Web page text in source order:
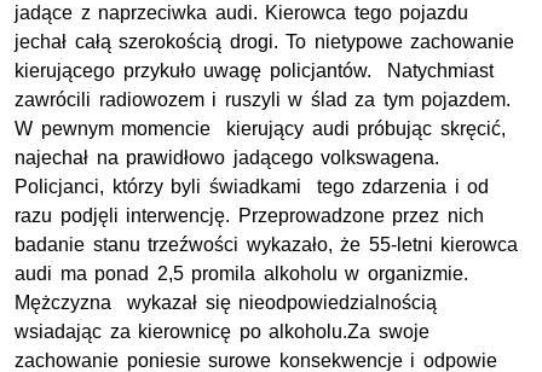
jadące z naprzeciwka audi. Kierowca tego pojazdu
jechał całą szerokością drogi. To nietypowe zachowanie
kierującego przykuło uwagę policjantów. Natychmiast
zawrócili radiowozem i ruszyli w ślad za tym pojazdem.
W pewnym momencie kierujący audi próbując skręcić,
najechał na prawidłowo jadącego volkswagena.
Policjanci, którzy byli świadkami tego zdarzenia i od
razu podjęli interwencję. Przeprowadzone przez nich
badanie stanu trzeźwości wykazało, że 55-letni kierowca
audi ma ponad 2,5 promila alkoholu w organizmie.
Mężczyzna wykazał się nieodpowiedzialnością
wsiadając za kierownicę po alkoholu.Za swoje
zachowanie poniesie surowe konsekwencje i odpowie